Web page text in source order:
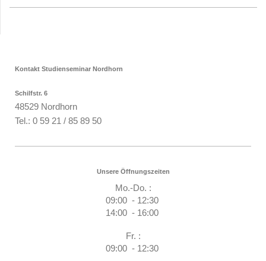
Kontakt Studienseminar Nordhorn
Schilfstr. 6
48529 Nordhorn
Tel.: 0 59 21 / 85 89 50
Unsere Öffnungszeiten
Mo.-Do. :
09:00 - 12:30
14:00 - 16:00
Fr. :
09:00 - 12:30